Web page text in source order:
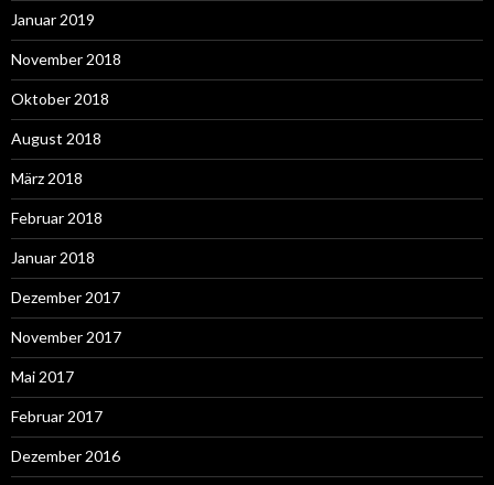
Januar 2019
November 2018
Oktober 2018
August 2018
März 2018
Februar 2018
Januar 2018
Dezember 2017
November 2017
Mai 2017
Februar 2017
Dezember 2016